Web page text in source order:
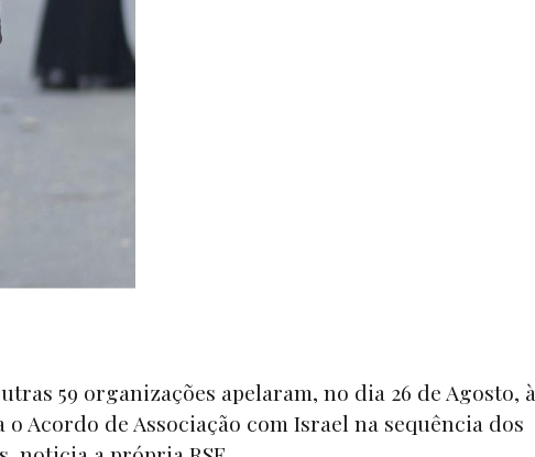
59 organizações apelaram, no dia 26 de Agosto, à
Acordo de Associação com Israel na sequência dos